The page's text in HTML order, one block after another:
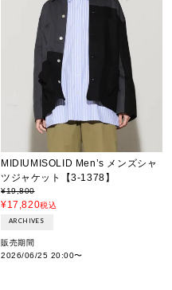
MIDIUMISOLID Men’s メンズシャ
ツジャケット【3-1378】
¥19,800
¥17,820税込
ARCHIVES
販売期間
2026/06/25 20:00〜